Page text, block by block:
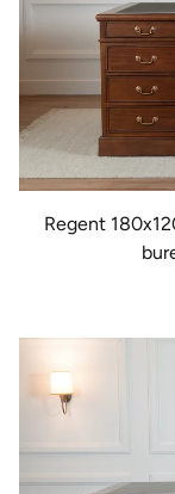
Regent